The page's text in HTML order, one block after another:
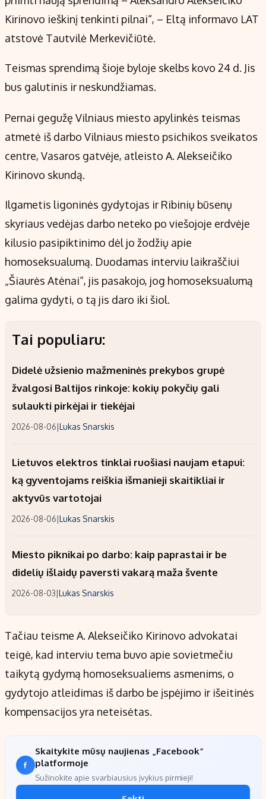
Kirinovo ieškinį tenkinti pilnai“, – Eltą informavo LAT
atstovė Tautvilė Merkevičiūtė.
Teismas sprendimą šioje byloje skelbs kovo 24 d. Jis
bus galutinis ir neskundžiamas.
Pernai gegužę Vilniaus miesto apylinkės teismas
atmetė iš darbo Vilniaus miesto psichikos sveikatos
centre, Vasaros gatvėje, atleisto A. Alekseičiko
Kirinovo skundą.
Ilgametis ligoninės gydytojas ir Ribinių būsenų
skyriaus vedėjas darbo neteko po viešojoje erdvėje
kilusio pasipiktinimo dėl jo žodžių apie
homoseksualumą. Duodamas interviu laikraščiui
„Šiaurės Atėnai“, jis pasakojo, jog homoseksualumą
galima gydyti, o tą jis daro iki šiol.
Tai populiaru:
Didelė užsienio mažmeninės prekybos grupė
žvalgosi Baltijos rinkoje: kokių pokyčių gali
sulaukti pirkėjai ir tiekėjai
2026-08-06|Lukas Snarskis
Lietuvos elektros tinklai ruošiasi naujam etapui:
ką gyventojams reiškia išmanieji skaitikliai ir
aktyvūs vartotojai
2026-08-06|Lukas Snarskis
Miesto piknikai po darbo: kaip paprastai ir be
didelių išlaidų paversti vakarą maža švente
2026-08-03|Lukas Snarskis
Tačiau teisme A. Alekseičiko Kirinovo advokatai
teigė, kad interviu tema buvo apie sovietmečiu
taikytą gydymą homoseksualiems asmenims, o
gydytojo atleidimas iš darbo be įspėjimo ir išeitinės
kompensacijos yra neteisėtas.
Skaitykite mūsų naujienas „Facebook“
platformoje
Sužinokite apie svarbiausius įvykius pirmieji!